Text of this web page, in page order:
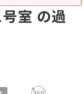
室 の過